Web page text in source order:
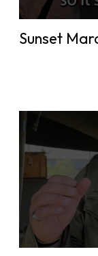
Sunset